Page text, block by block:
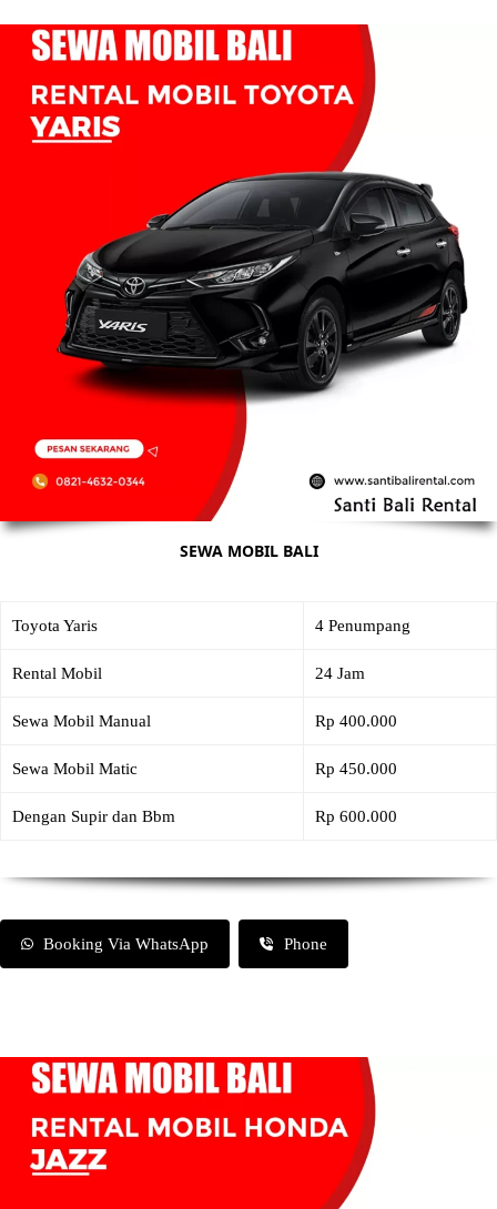
SEWA MOBIL BALI
Toyota Yaris 4 Penumpang
Rental Mobil 24 Jam
Sewa Mobil Manual Rp 400.000
Sewa Mobil Matic Rp 450.000
Dengan Supir dan Bbm Rp 600.000
Booking Via WhatsApp Phone